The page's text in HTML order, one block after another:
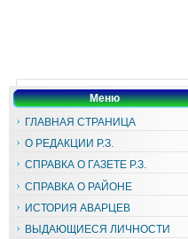
Меню
ГЛАВНАЯ СТРАНИЦА
О РЕДАКЦИИ Р.З.
СПРАВКА О ГАЗЕТЕ Р.З.
СПРАВКА О РАЙОНЕ
ИСТОРИЯ АВАРЦЕВ
ВЫДАЮЩИЕСЯ ЛИЧНОСТИ